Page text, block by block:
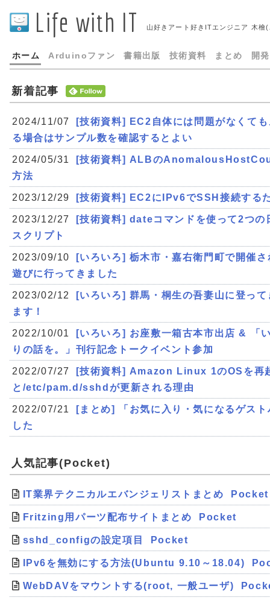
Life with IT 山好きアート好きITエンジニア 木檜
ホーム Arduinoファン 書籍出版 技術資料 まとめ 開
新着記事
2024/11/07
[技術資料] EC2自体には問題がなくて
る場合はサンプル数を確認するとよい
2024/05/31
[技術資料] ALBの
方法
2023/12/29 [技術資料] EC2にIPv6でSSH接続する
2023/12/27
[技術資料] dateコマンドを使って2つの
スクリプト
2023/09/10
[いろいろ] 栃木市・嘉右衛門町で開催
遊びに行ってきました
2023/02/12
[いろいろ] 群馬・桐生の吾妻山に登っ
ます！
2022/10/01
[いろいろ] お座敷一箱古本市出店 & 「
りの話を。」刊行記念トークイベント参加
2022/07/27
[技術資料] Amazon Linux 1のOSを再
と/etc/pam.d/sshdが更新される理由
2022/07/21
[まとめ] 「お気に入り・気になるゲス
した
人気記事(Pocket)
IT業界テクニカルエバンジェリストまとめ Pocket
Fritzing用パーツ配布サイトまとめ Pocket
sshd_configの設定項目 Pocket
IPv6を無効にする方法(Ubuntu 9.10～18.04)
WebDAVをマウントする(root, 一般ユーザ)